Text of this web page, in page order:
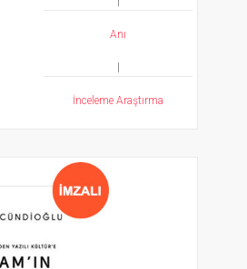
Anı
İnceleme Araştırma